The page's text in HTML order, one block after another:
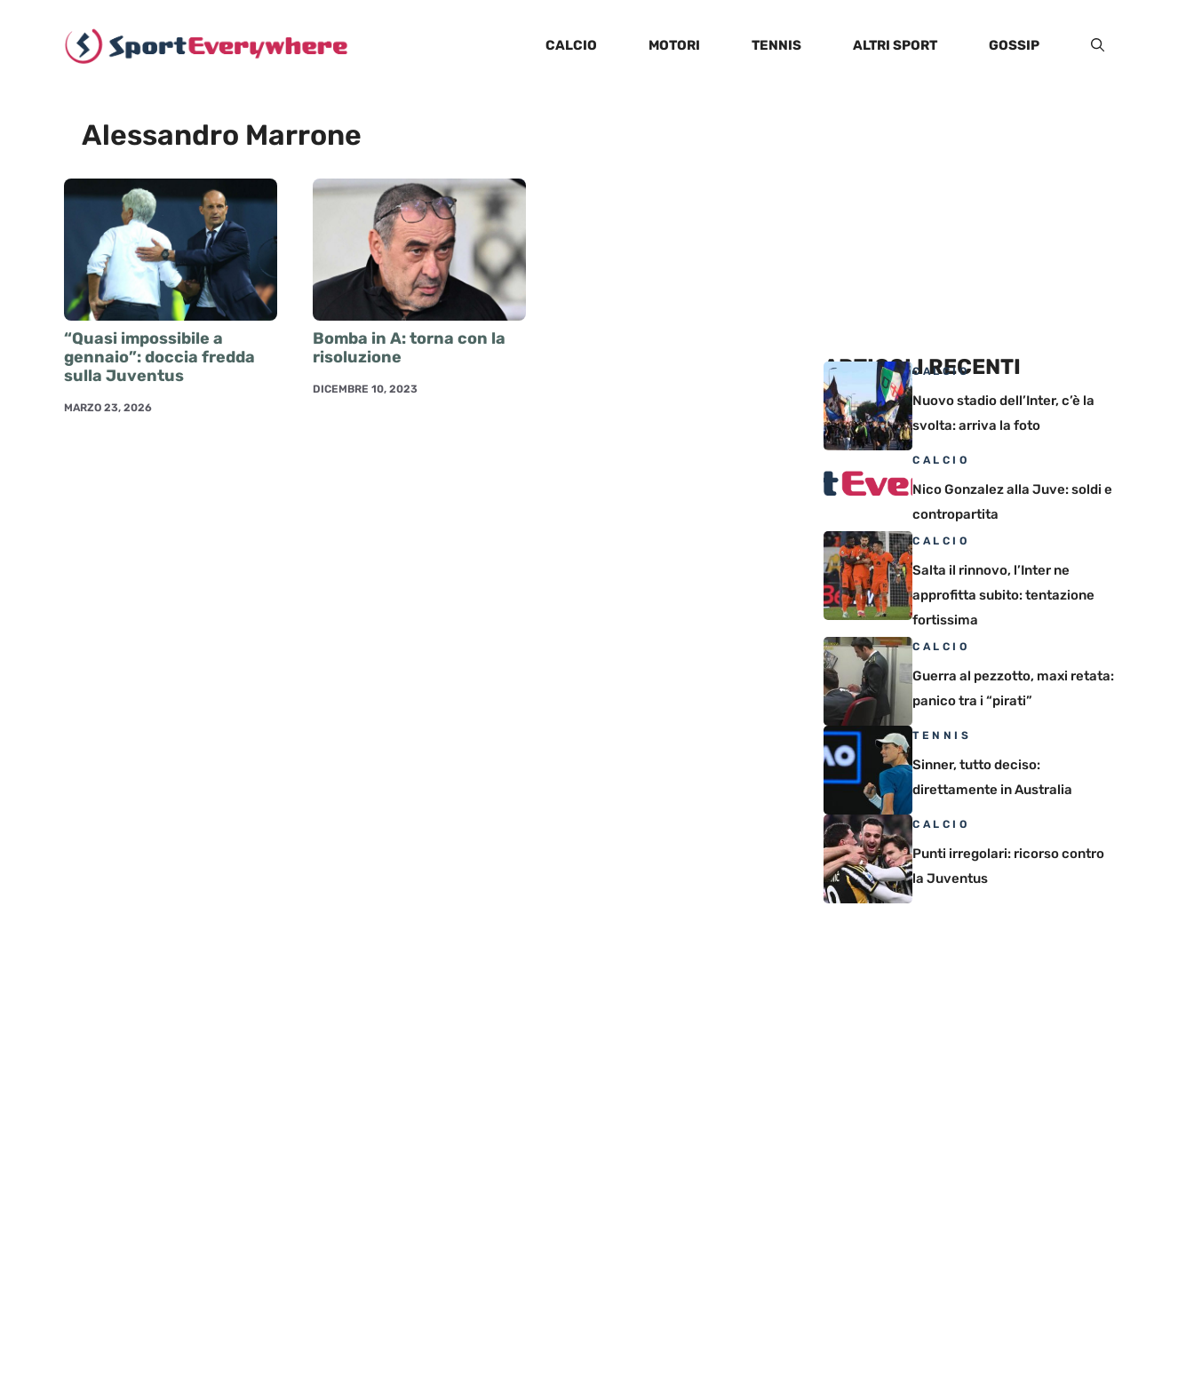
CALCIO MOTORI TENNIS ALTRI SPORT GOSSIP
Alessandro Marrone
“Quasi impossibile a
gennaio”: doccia fredda
sulla Juventus
MARZO 23, 2026
Bomba in A: torna con la
risoluzione
DICEMBRE 10, 2023
ARTICOLI RECENTI
CALCIO
Nuovo stadio dell’Inter, c’è la
svolta: arriva la foto
CALCIO
Nico Gonzalez alla Juve: soldi e
contropartita
CALCIO
Salta il rinnovo, l’Inter ne
approfitta subito: tentazione
fortissima
CALCIO
Guerra al pezzotto, maxi retata:
panico tra i “pirati”
TENNIS
Sinner, tutto deciso:
direttamente in Australia
CALCIO
Punti irregolari: ricorso contro
la Juventus